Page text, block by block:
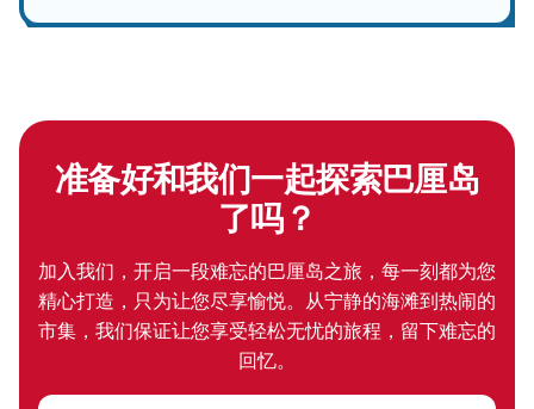
准备好和我们一起探索巴厘岛
了吗？
加入我们，开启一段难忘的巴厘岛之旅，每一刻都为您
精心打造，只为让您尽享愉悦。从宁静的海滩到热闹的
市集，我们保证让您享受轻松无忧的旅程，留下难忘的
回忆。